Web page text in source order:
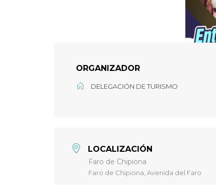
ORGANIZADOR
DELEGACIÓN DE TURISMO
LOCALIZACIÓN
Faro de Chipiona
Faro de Chipiona, Avenida del Faro